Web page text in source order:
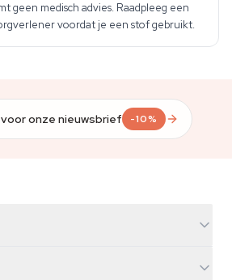
geen medisch advies. Raadpleeg een
voordat je een stof gebruikt.
voor onze nieuwsbrief -10%